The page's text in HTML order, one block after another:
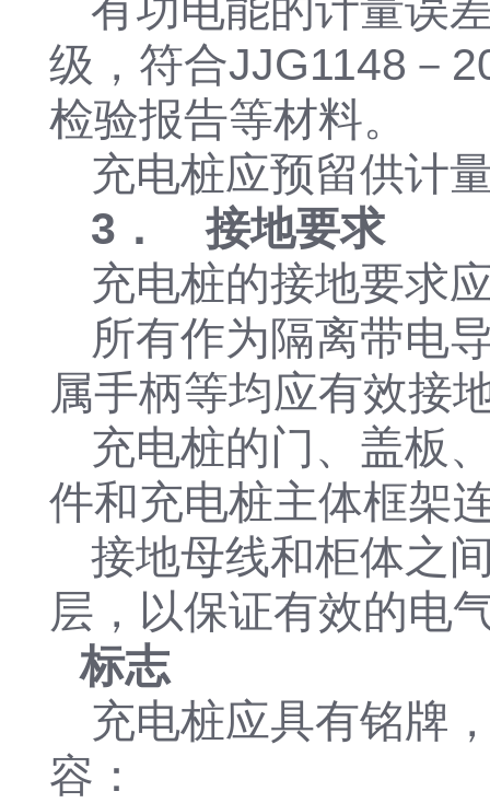
有功电能的计量误
级，符合JJG1148－
检验报告等材料。
充电桩应预留供计
3． 接地要求
充电桩的接地要求
所有作为隔离带电
属手柄等均应有效接
充电桩的门、盖板
件和充电桩主体框架
接地母线和柜体之
层，以保证有效的电
标志
充电桩应具有铭牌
容：